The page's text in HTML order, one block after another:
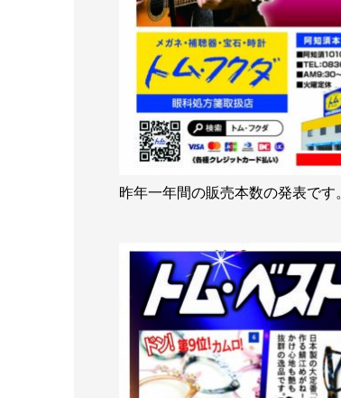
昨年一年間の販売本数の発表です。